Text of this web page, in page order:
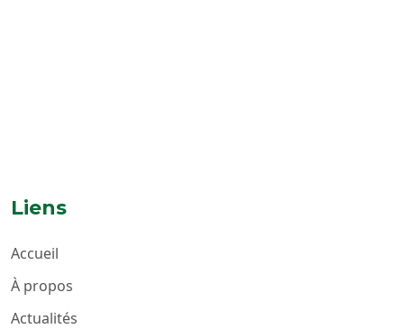
Liens
Accueil
À propos
Actualités